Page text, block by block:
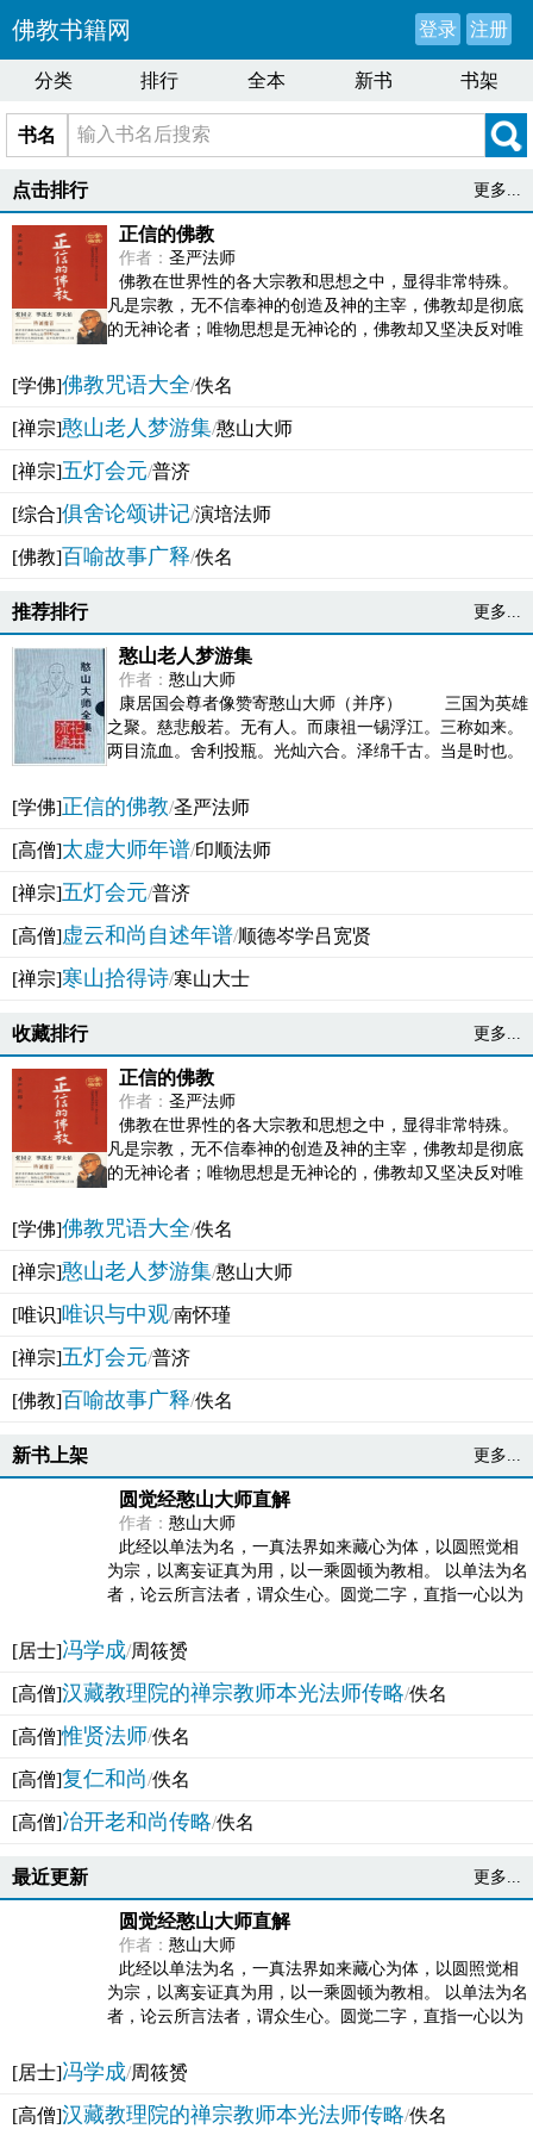
佛教书籍网 登录 注册
分类 排行 全本 新书 书架
书名
点击排行 更多...
正信的佛教
作者： 圣严法师
佛教在世界性的各大宗教和思想之中，显得非常特殊。
凡是宗教，无不信奉神的创造及神的主宰，佛教却是彻底
的无神论者；唯物思想是无神论的，佛教却又坚决反对唯
[学佛]佛教咒语大全/佚名
[禅宗]憨山老人梦游集/憨山大师
[禅宗]五灯会元/普济
[综合]俱舍论颂讲记/演培法师
[佛教]百喻故事广释/佚名
推荐排行 更多...
憨山老人梦游集
作者： 憨山大师
康居国会尊者像赞寄憨山大师（并序） 三国为英雄
之聚。慈悲般若。无有人。而康祖一锡浮江。三称如来。
两目流血。舍利投瓶。光灿六合。泽绵千古。当是时也。
[学佛]正信的佛教/圣严法师
[高僧]太虚大师年谱/印顺法师
[禅宗]五灯会元/普济
[高僧]虚云和尚自述年谱/顺德岑学吕宽贤
[禅宗]寒山拾得诗/寒山大士
收藏排行 更多...
正信的佛教
作者： 圣严法师
佛教在世界性的各大宗教和思想之中，显得非常特殊。
凡是宗教，无不信奉神的创造及神的主宰，佛教却是彻底
的无神论者；唯物思想是无神论的，佛教却又坚决反对唯
[学佛]佛教咒语大全/佚名
[禅宗]憨山老人梦游集/憨山大师
[唯识]唯识与中观/南怀瑾
[禅宗]五灯会元/普济
[佛教]百喻故事广释/佚名
新书上架 更多...
圆觉经憨山大师直解
作者： 憨山大师
此经以单法为名，一真法界如来藏心为体，以圆照觉相
为宗，以离妄证真为用，以一乘圆顿为教相。 以单法为名
者，论云所言法者，谓众生心。圆觉二字，直指一心以为
[居士]冯学成/周筱赟
[高僧]汉藏教理院的禅宗教师本光法师传略/佚名
[高僧]惟贤法师/佚名
[高僧]复仁和尚/佚名
[高僧]冶开老和尚传略/佚名
最近更新 更多...
圆觉经憨山大师直解
作者： 憨山大师
此经以单法为名，一真法界如来藏心为体，以圆照觉相
为宗，以离妄证真为用，以一乘圆顿为教相。 以单法为名
者，论云所言法者，谓众生心。圆觉二字，直指一心以为
[居士]冯学成/周筱赟
[高僧]汉藏教理院的禅宗教师本光法师传略/佚名